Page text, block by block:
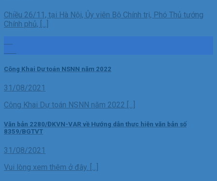
Chiều 26/11, tại Hà Nội, Ủy viên Bộ Chính trị, Phó Thủ tướng
Chính phủ, [...]
Công Khai Dự toán NSNN năm 2022
31/08/2021
Công Khai Dự toán NSNN năm 2022 [...]
Văn bản 2280/ĐKVN-VAR về Hướng dẫn thực hiện văn bản số
8359/BGTVT
31/08/2021
Vui lòng xem thêm ở đây. [...]